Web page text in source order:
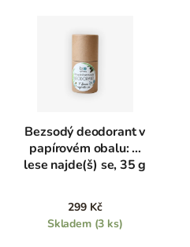
Bezsodý deodorant v
papírovém obalu: V
lese najde(š) se, 35 g
299 Kč
Skladem (3 ks)